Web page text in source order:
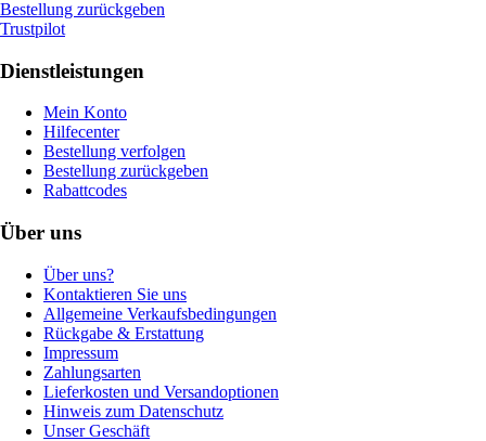
Bestellung zurückgeben
Trustpilot
Dienstleistungen
Mein Konto
Hilfecenter
Bestellung verfolgen
Bestellung zurückgeben
Rabattcodes
Über uns
Über uns?
Kontaktieren Sie uns
Allgemeine Verkaufsbedingungen
Rückgabe & Erstattung
Impressum
Zahlungsarten
Lieferkosten und Versandoptionen
Hinweis zum Datenschutz
Unser Geschäft